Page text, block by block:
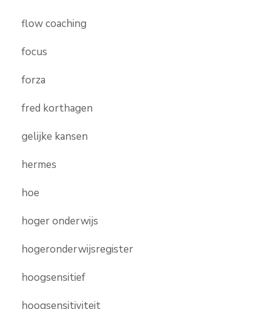
flow coaching
focus
forza
fred korthagen
gelijke kansen
hermes
hoe
hoger onderwijs
hogeronderwijsregister
hoogsensitief
hoogsensitiviteit